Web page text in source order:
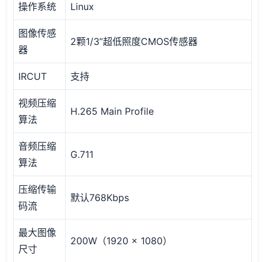
操作系统 Linux
图像传感
器
2颗1/3”超低照度CMOS传感器
IRCUT 支持
视频压缩
算法
H.265 Main Profile
音频压缩
算法
G.711
压缩传输
码流
默认768Kbps
最大图像
尺寸
200W（1920 x 1080）